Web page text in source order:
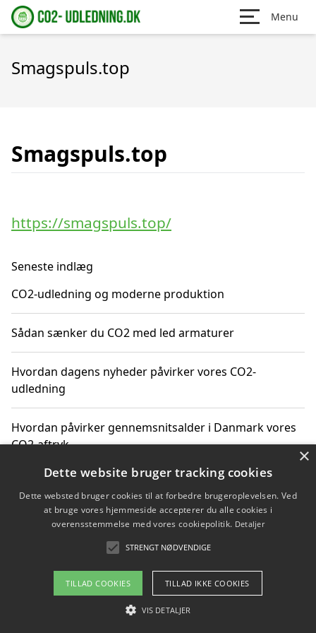
Menu
Smagspuls.top
Smagspuls.top
https://smagspuls.top/
Seneste indlæg
CO2-udledning og moderne produktion
Sådan sænker du CO2 med led armaturer
Hvordan dagens nyheder påvirker vores CO2-
udledning
Hvordan påvirker gennemsnitsalder i Danmark vores
CO2-aftryk
Hvordan nyheder om CO2-udledning påvirker vores
hverdag
Om / kontakt
Blog Betingelser
×
Dette website bruger tracking cookies
Dette websted bruger cookies til at forbedre brugeroplevelsen. Ved
at bruge vores hjemmeside accepterer du alle cookies i
overensstemmelse med vores cookiepolitik. Detaljer
STRENGT NØDVENDIGE
TILLAD COOKIES TILLAD IKKE COOKIES
VIS DETALJER